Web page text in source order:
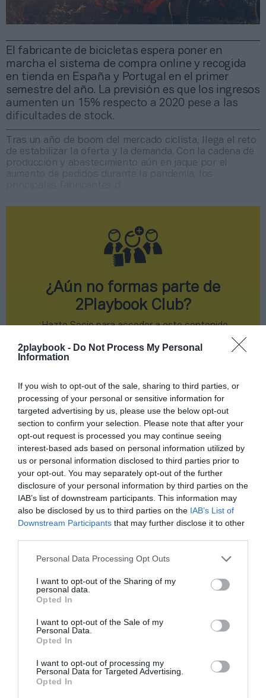
2playbook - Do Not Process My Personal
Information
If you wish to opt-out of the sale, sharing to third parties, or
processing of your personal or sensitive information for
targeted advertising by us, please use the below opt-out
section to confirm your selection. Please note that after your
opt-out request is processed you may continue seeing
interest-based ads based on personal information utilized by
us or personal information disclosed to third parties prior to
your opt-out. You may separately opt-out of the further
disclosure of your personal information by third parties on the
IAB’s list of downstream participants. This information may
also be disclosed by us to third parties on the IAB’s List of
Downstream Participants that may further disclose it to other
Personal Data Processing Opt Outs
I want to opt-out of the Sharing of my
personal data.
Opted In
I want to opt-out of the Sale of my
Personal Data.
Opted In
I want to opt-out of processing my
Personal Data for Targeted Advertising.
Opted In
Índex2P
Giant Bicycles
El fabricante de bicicletas espera poner en
marcha el sistema de compra online y recogida
en tienda en España y Portugal en el primer
semestre del año. La previsión es que los ingresos
aumenten un 15% respecto a 2020 pese a las
dificultades de stock.
Tras un año de boom del mercado ciclista, llega el reto
de estabilizar la oferta y la demanda. Con la cadena de
producción y abastecimiento aún en jaque por el
¿Aún no formas parte de
2Playbook Club?
¡Hazte Socio para acceder a este contenido
¡Suscríbete!
Compartir
Imprimir
Publicidad
2Playbook Club